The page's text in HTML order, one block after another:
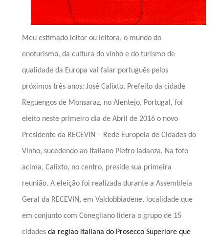
Meu estimado leitor ou leitora, o mundo do
enoturismo, da cultura do vinho e do turismo de
qualidade da Europa vai falar português pelos
próximos três anos: José Calixto, Prefeito da cidade
Reguengos de Monsaraz, no Alentejo, Portugal, foi
eleito neste primeiro dia de Abril de 2016 o novo
Presidente da RECEVIN – Rede Europeia de Cidades do
Vinho, sucedendo ao italiano Pietro Iadanza. Na foto
acima, Calixto, no centro, preside sua primeira
reunião. A eleição foi realizada durante a Assembleia
Geral da RECEVIN, em Valdobbiadene, localidade que
em conjunto com Conegliano lidera o grupo de 15
cidades da região italiana do Prosecco Superiore que